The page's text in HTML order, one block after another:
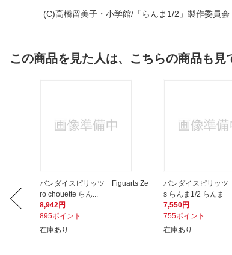
(C)高橋留美子・小学館/「らんま1/2」製作委員会
この商品を見た人は、こちらの商品も見
バンダイスピリッツ Figuarts Ze
ro chouette らん...
8,942円
895ポイント
在庫あり
バンダイスピリッ
s らんま1/2 らんま
7,550円
755ポイント
在庫あり